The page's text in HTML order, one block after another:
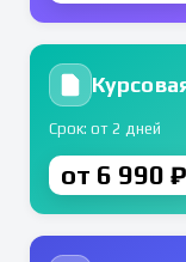
Срок: от 2 дней
от 6 990 ₽